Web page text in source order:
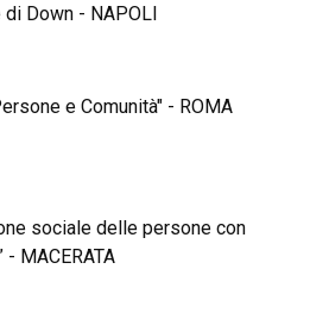
di Down - NAPOLI
e Comunità" - ROMA
sociale delle persone con
MACERATA